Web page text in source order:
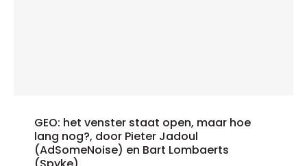
GEO: het venster staat open, maar hoe
lang nog?, door Pieter Jadoul
(AdSomeNoise) en Bart Lombaerts